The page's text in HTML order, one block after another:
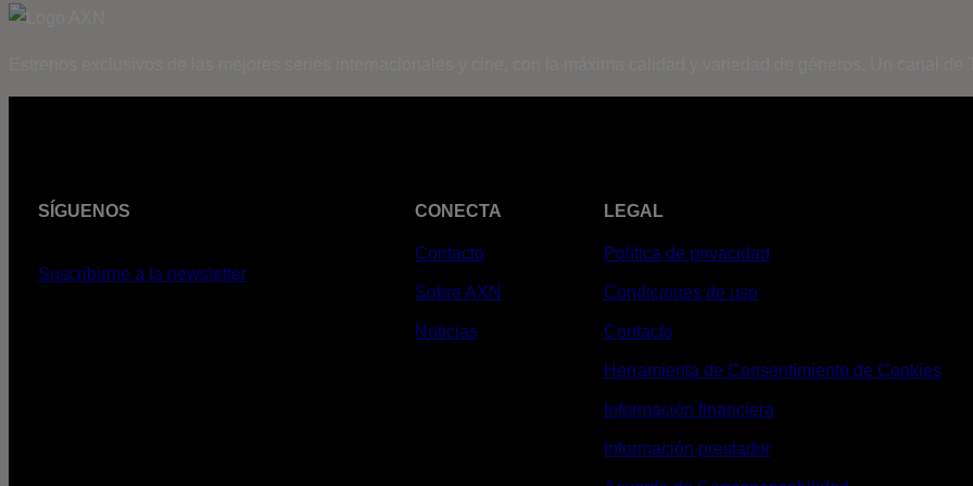
SÍGUENOS
Suscribirme a la newsletter
CONECTA
Contacto
Sobre AXN
Noticias
LEGAL
Política de privacidad
Condiciones de uso
Contacto
Herramienta de Consentimiento de Cookies
Información financiera
Información prestador